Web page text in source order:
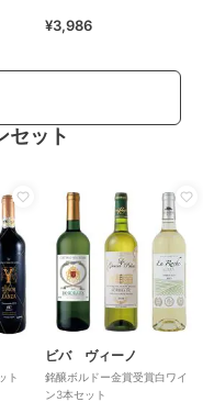
¥3,986
セット
ト
ビバ ヴィーノ
銘醸ボルドー金賞受賞白ワイ
ン3本セット